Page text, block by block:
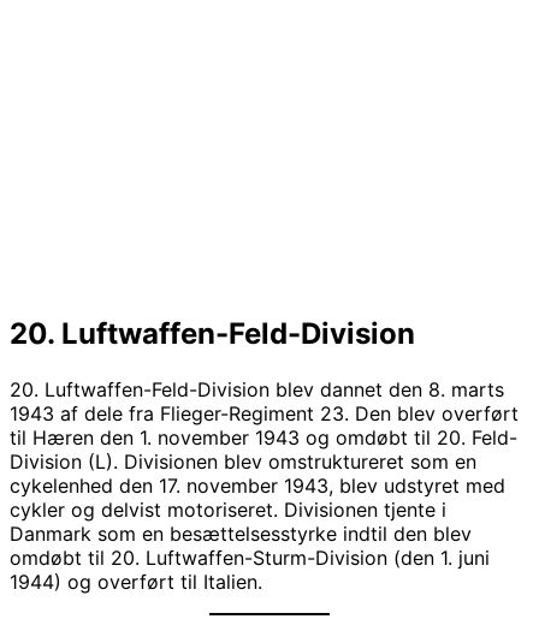
20. Luftwaffen-Feld-Division
20. Luftwaffen-Feld-Division blev dannet den 8. marts
1943 af dele fra Flieger-Regiment 23. Den blev overført
til Hæren den 1. november 1943 og omdøbt til 20. Feld-
Division (L). Divisionen blev omstruktureret som en
cykelenhed den 17. november 1943, blev udstyret med
cykler og delvist motoriseret. Divisionen tjente i
Danmark som en besættelsesstyrke indtil den blev
omdøbt til 20. Luftwaffen-Sturm-Division (den 1. juni
1944) og overført til Italien.